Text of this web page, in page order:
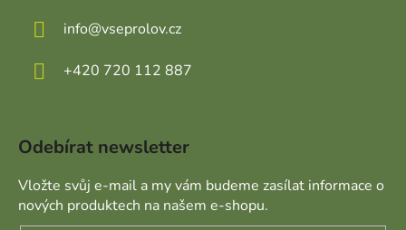
info@vseprolov.cz
+420 720 112 887
Odebírat newsletter
Vložte svůj e-mail a my vám budeme zasílat informace o
nových produktech na našem e-shopu.